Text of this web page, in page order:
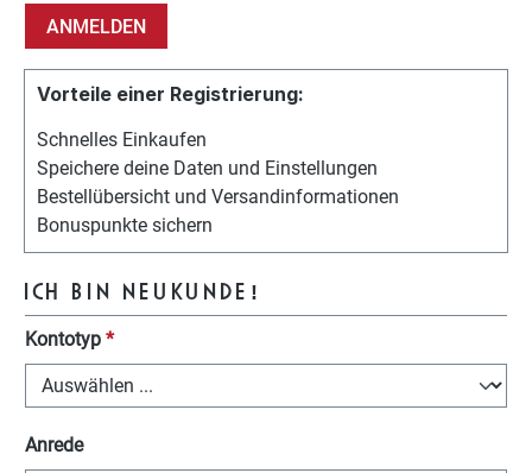
ANMELDEN
Vorteile einer Registrierung:
Schnelles Einkaufen
Speichere deine Daten und Einstellungen
Bestellübersicht und Versandinformationen
Bonuspunkte sichern
ICH BIN NEUKUNDE!
Persönliche Informationen
Kontotyp *
Anrede